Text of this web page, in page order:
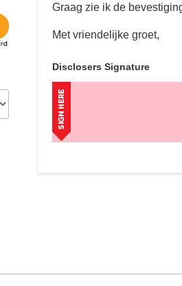
Graag zie ik de
Met vriendelijke groet,
Disclosers Signature